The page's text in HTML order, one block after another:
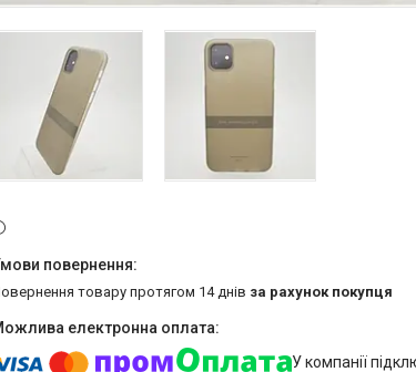
повернення товару протягом 14 днів за рахунок покупця
У компанії